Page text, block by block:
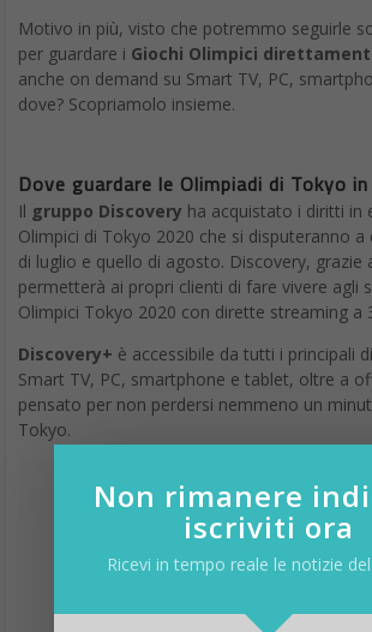
Motivo in più, visto che potremmo seguirle
per guardare i Giochi Olimpici
anche on demand su Smart TV, PC,
dove? Scopriamolo insieme.
Dove guardare le Olimpiadi di Tokyo
Il gruppo Discovery ha acquistato i diritti in
Olimpici di Tokyo 2020 che si disputeranno a
di luglio e quello di agosto. Discovery, grazie
permetterà ai propri clienti di fare vivere agli
Olimpici Tokyo 2020 con dirette streaming a
Discovery+ è accessibile da tutti i principali
Smart TV, PC, smartphone e tablet, oltre a
pensato per non perdersi nemmeno un
Tokyo.
Non rimanere
iscriviti ora
Ricevi in tempo reale le notizie